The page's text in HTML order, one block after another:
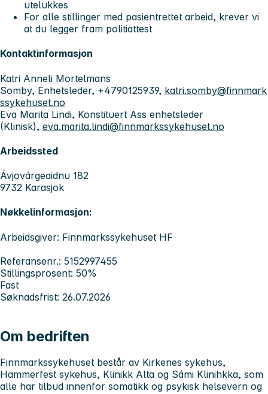
utelukkes
For alle stillinger med pasientrettet arbeid, krever vi
at du legger fram politiattest
Kontaktinformasjon
Katri Anneli Mortelmans
Somby, Enhetsleder, +4790125939, katri.somby@finnmark
ssykehuset.no
Eva Marita Lindi, Konstituert Ass enhetsleder
(Klinisk), eva.marita.lindi@finnmarkssykehuset.no
Arbeidssted
Ávjovárgeaidnu 182
9732 Karasjok
Nøkkelinformasjon:
Arbeidsgiver: Finnmarkssykehuset HF
Referansenr.: 5152997455
Stillingsprosent: 50%
Fast
Søknadsfrist: 26.07.2026
Om bedriften
Finnmarkssykehuset består av Kirkenes sykehus,
Hammerfest sykehus, Klinikk Alta og Sámi Klinihkka, som
alle har tilbud innenfor somatikk og psykisk helsevern og